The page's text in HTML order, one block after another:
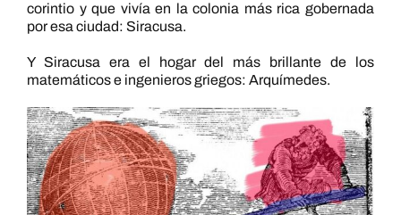
corintio y que vivía en la colonia más rica gobernada
por esa ciudad: Siracusa.
Y Siracusa era el hogar del más brillante de los
matemáticos e ingenieros griegos: Arquímedes.